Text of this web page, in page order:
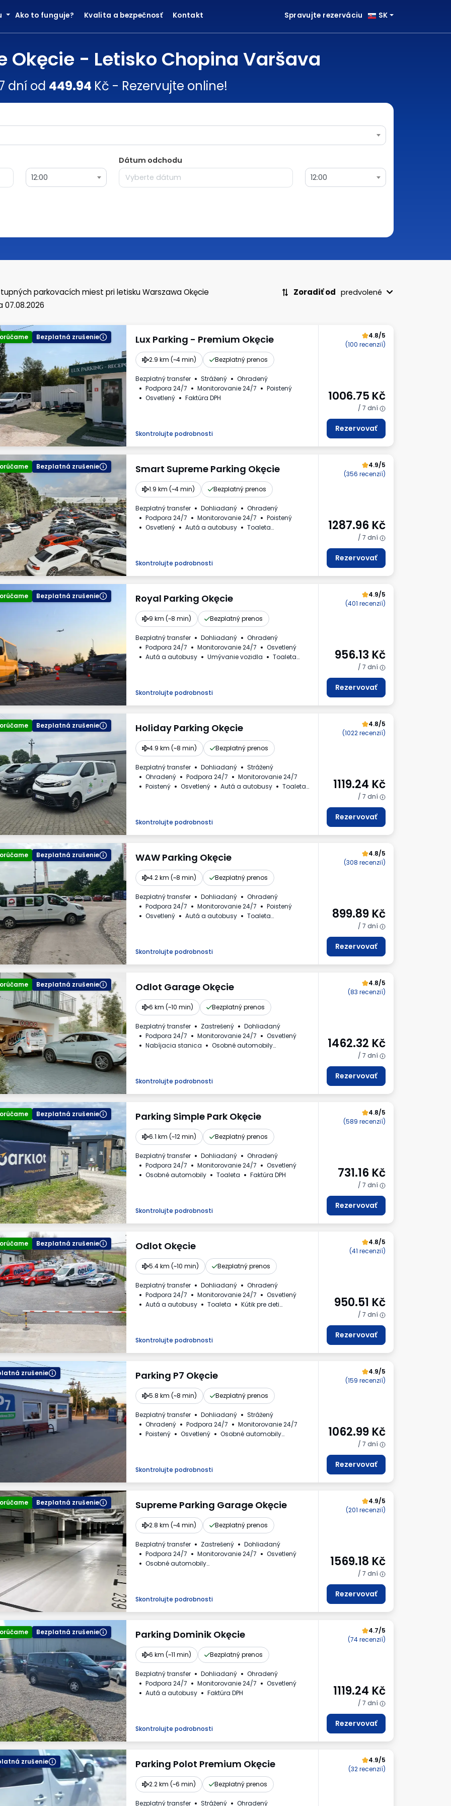
Ako to funguje? Kvalita a bezpečnosť Kontakt Spravujte rezerváciu SK
Okęcie - Letisko Chopina Varšava
dní od 449.94 Kč - Rezervujte online!
12:00
Dátum odchodu
12:00
parkovacích miest pri letisku Warszawa Okęcie
07.08.2026
Zoradiť od predvolené
Bezplatná zrušenie Lux Parking - Premium Okęcie
2.9 km (~4 min) Bezplatný prenos
Bezplatný transfer Strážený
Ohradený
Podpora 24/7
Monitorovanie 24/7
Poistený
Osvetlený
Faktúra DPH
Skontrolujte podrobnosti
4.8/5
(100 recenzií)
1006.75 Kč
/ 7 dní
Rezervovať
Bezplatná zrušenie Smart Supreme Parking Okęcie
1.9 km (~4 min) Bezplatný prenos
Bezplatný transfer Dohliadaný
Ohradený
Podpora 24/7
Monitorovanie 24/7
Poistený
Osvetlený
Autá a autobusy
Toaleta
Skontrolujte podrobnosti
4.9/5
(356 recenzií)
1287.96 Kč
/ 7 dní
Rezervovať
Bezplatná zrušenie Royal Parking Okęcie
9 km (~8 min) Bezplatný prenos
Bezplatný transfer Dohliadaný
Ohradený
Podpora 24/7
Monitorovanie 24/7
Osvetlený
Autá a autobusy
Umývanie vozidla
Toaleta
Skontrolujte podrobnosti
4.9/5
(401 recenzií)
956.13 Kč
/ 7 dní
Rezervovať
Bezplatná zrušenie Holiday Parking Okęcie
4.9 km (~8 min) Bezplatný prenos
Bezplatný transfer Dohliadaný
Strážený
Ohradený
Podpora 24/7
Monitorovanie 24/7
Poistený
Osvetlený Autá a autobusy
Toaleta
Skontrolujte podrobnosti
4.8/5
(1022 recenzií)
1119.24 Kč
/ 7 dní
Rezervovať
Bezplatná zrušenie WAW Parking Okęcie
4.2 km (~8 min) Bezplatný prenos
Bezplatný transfer Dohliadaný
Ohradený
Podpora 24/7
Monitorovanie 24/7
Poistený
Osvetlený
Autá a autobusy
Toaleta
Skontrolujte podrobnosti
4.8/5
(308 recenzií)
899.89 Kč
/ 7 dní
Rezervovať
Bezplatná zrušenie Odlot Garage Okęcie
6 km (~10 min) Bezplatný prenos
Bezplatný transfer Zastrešený
Dohliadaný
Podpora 24/7
Monitorovanie 24/7
Osvetlený
Nabíjacia stanica
Osobné automobily
Skontrolujte podrobnosti
4.8/5
(83 recenzií)
1462.32 Kč
/ 7 dní
Rezervovať
Bezplatná zrušenie Parking Simple Park Okęcie
6.1 km (~12 min) Bezplatný prenos
Bezplatný transfer Dohliadaný
Ohradený
Podpora 24/7
Monitorovanie 24/7
Osvetlený
Osobné automobily
Toaleta Faktúra DPH
Skontrolujte podrobnosti
4.8/5
(589 recenzií)
731.16 Kč
/ 7 dní
Rezervovať
Bezplatná zrušenie Odlot Okęcie
5.4 km (~10 min) Bezplatný prenos
Bezplatný transfer Dohliadaný
Ohradený
Podpora 24/7
Monitorovanie 24/7
Osvetlený
Autá a autobusy
Toaleta
Kútik pre deti
Skontrolujte podrobnosti
4.8/5
(41 recenzií)
950.51 Kč
/ 7 dní
Rezervovať
zrušenie Parking P7 Okęcie
5.8 km (~8 min) Bezplatný prenos
Bezplatný transfer Dohliadaný
Strážený
Ohradený
Podpora 24/7
Monitorovanie 24/7
Poistený
Osvetlený
Osobné automobily
Skontrolujte podrobnosti
4.9/5
(159 recenzií)
1062.99 Kč
/ 7 dní
Rezervovať
Bezplatná zrušenie Supreme Parking Garage Okęcie
2.8 km (~4 min) Bezplatný prenos
Bezplatný transfer Zastrešený
Dohliadaný
Podpora 24/7
Monitorovanie 24/7
Osvetlený
Osobné automobily
Skontrolujte podrobnosti
4.9/5
(201 recenzií)
1569.18 Kč
/ 7 dní
Rezervovať
Bezplatná zrušenie Parking Dominik Okęcie
6 km (~11 min) Bezplatný prenos
Bezplatný transfer Dohliadaný
Ohradený
Podpora 24/7
Monitorovanie 24/7
Osvetlený
Autá a autobusy
Faktúra DPH
Skontrolujte podrobnosti
4.7/5
(74 recenzií)
1119.24 Kč
/ 7 dní
Rezervovať
zrušenie Parking Polot Premium Okęcie
2.2 km (~6 min) Bezplatný prenos
Bezplatný transfer Strážený Ohradený
4.9/5
(32 recenzií)